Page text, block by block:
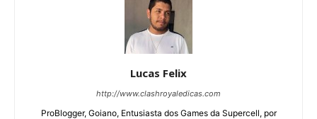
Lucas Felix
http://www.clashroyaledicas.com
ProBlogger, Goiano, Entusiasta dos Games da Supercell, por